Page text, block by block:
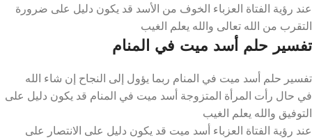
عند رؤية الفتاة العزباء الخوف من الأسد قد يكون دليل على ضرورة
التقرب من الله تعالى والله يعلم الغيب
تفسير حلم أسد ميت في المنام
تفسير حلم أسد ميت في المنام ربما يؤول إلى النجاح إن شاء الله
في حال رأت المرأة المتزوجة أسد ميت في المنام قد يكون دليل على
التوفيق والله يعلم الغيب
عند رؤية الفتاة العزباء أسد ميت قد يكون دليل على الانتصار على